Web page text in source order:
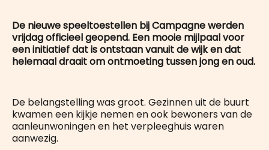
De nieuwe speeltoestellen bij Campagne werden
vrijdag officieel geopend. Een mooie mijlpaal voor
een initiatief dat is ontstaan vanuit de wijk en dat
helemaal draait om ontmoeting tussen jong en oud.
De belangstelling was groot. Gezinnen uit de buurt
kwamen een kijkje nemen en ook bewoners van de
aanleunwoningen en het verpleeghuis waren
aanwezig.